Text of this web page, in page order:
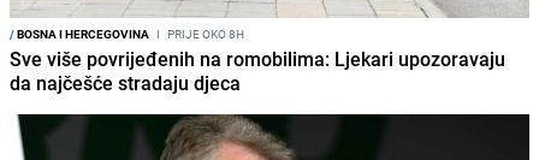
/BOSNA I HERCEGOVINA I PRIJE OKO 8H
Sve više povrijeđenih na romobilima: Ljekari upozoravaju
da najčešće stradaju djeca